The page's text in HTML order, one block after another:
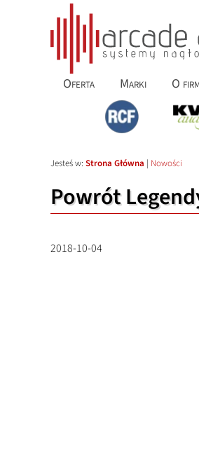
Oferta Marki O
Jesteś w: Strona Główna | Nowości
Powrót
2018-10-04